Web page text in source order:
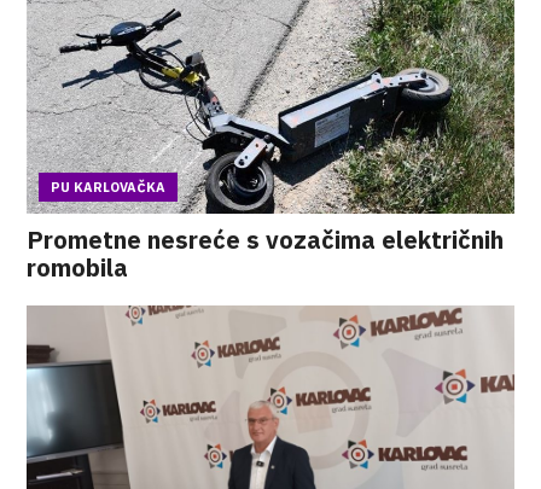
PU KARLOVAČKA
Prometne nesreće s vozačima električnih
romobila